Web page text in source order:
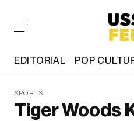
EDITORIAL POP
SPORTS
Tiger Woods